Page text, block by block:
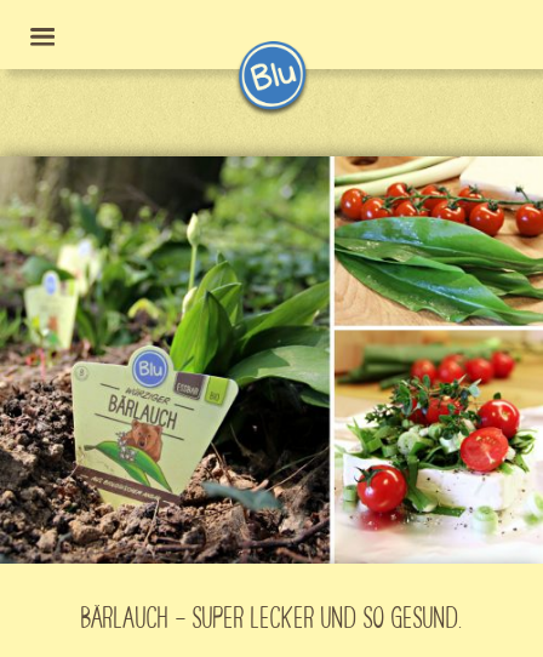
BÄRLAUCH – SUPER LECKER UND SO GESUND.